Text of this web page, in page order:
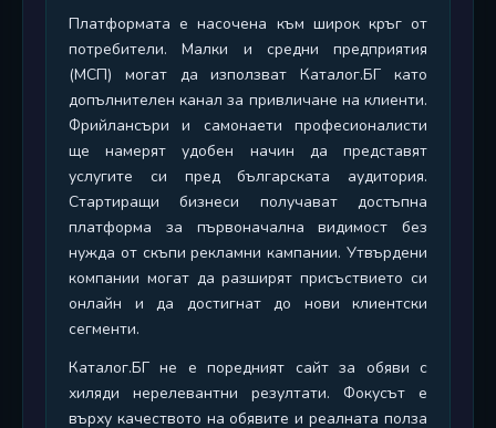
Платформата е насочена към широк кръг от
потребители. Малки и средни предприятия
(МСП) могат да използват Каталог.БГ като
допълнителен канал за привличане на клиенти.
Фрийлансъри и самонаети професионалисти
ще намерят удобен начин да представят
услугите си пред българската аудитория.
Стартиращи бизнеси получават достъпна
платформа за първоначална видимост без
нужда от скъпи рекламни кампании. Утвърдени
компании могат да разширят присъствието си
онлайн и да достигнат до нови клиентски
сегменти.
Каталог.БГ не е поредният сайт за обяви с
хиляди нерелевантни резултати. Фокусът е
върху качеството на обявите и реалната полза